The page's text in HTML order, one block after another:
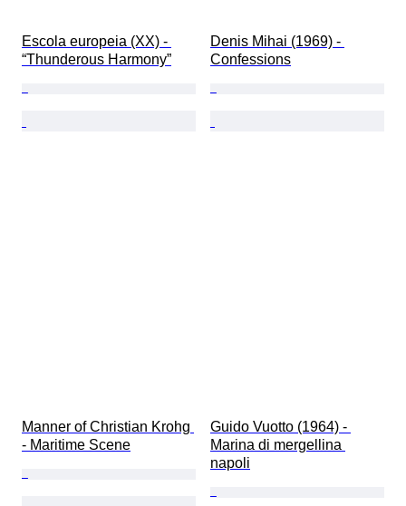
Escola europeia (XX) -
“Thunderous Harmony”
Denis Mihai (1969) -
Confessions
Manner of Christian Krohg
- Maritime Scene
Guido Vuotto (1964) -
Marina di mergellina
napoli